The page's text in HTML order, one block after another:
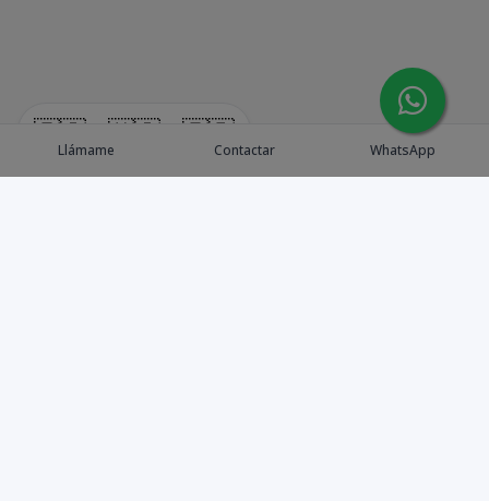
🇪🇸 🇺🇸 🇫🇷
Llámame Contactar WhatsApp